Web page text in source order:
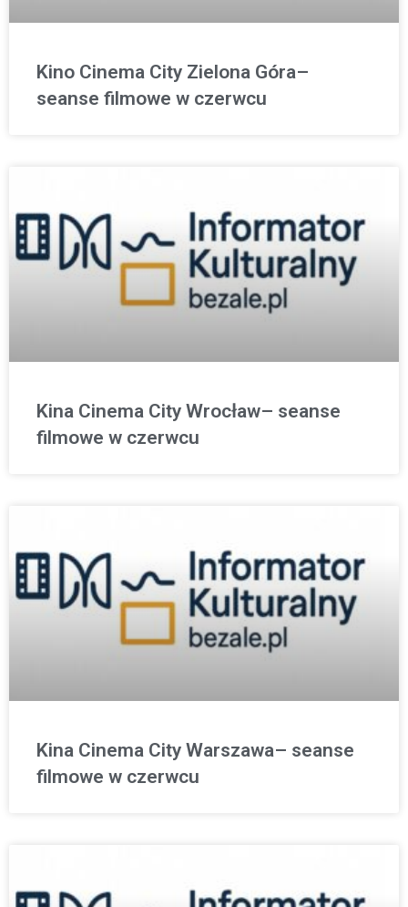
Kino Cinema City Zielona Góra–
seanse filmowe w czerwcu
Kina Cinema City Wrocław– seanse
filmowe w czerwcu
Kina Cinema City Warszawa– seanse
filmowe w czerwcu